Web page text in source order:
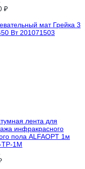
₽
мат Грейка 3
Вт 201071503